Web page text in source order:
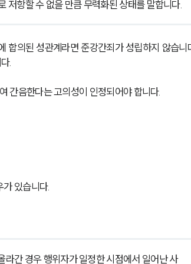
저항할 수 없을 만큼 무력화된 상태를 말합니다.
합의된 성관계라면 준강간죄가 성립하지 않습니
.
간음한다는 고의성이 인정되어야 합니다.
있습니다.
간 경우 행위자가 일정한 시점에서 일어난 사